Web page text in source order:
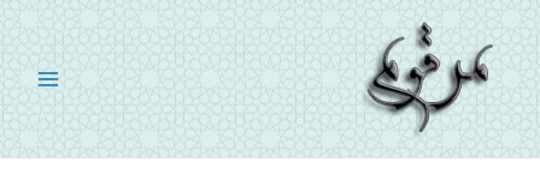
پرش
به
محتوا